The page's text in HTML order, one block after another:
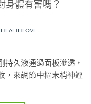
身體有害嗎？
HEALTHLOVE
持久液通過面板滲透，
，來調節中樞末梢神經